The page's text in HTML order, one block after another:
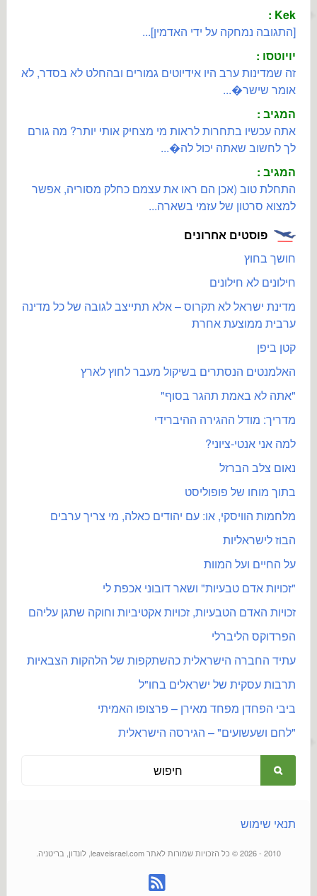
Kek :
[התגובה נמחקה על ידי האדמין]...
יויוטסו :
זה שמדינות ערב היו אידיוטים גמורים ובהחלט לא בסדר, לא
אומר שישר�...
המגיב :
אתה עכשיו בתחרות לראות מי מצחיק אותי יותר? מה גורם
לך לחשוב שאתה יכול לה�...
המגיב :
התחלת טוב (אכן הם ראו את עצמם כחלק מסוריה, אפשר
למצוא סרטון של עזמי בשארה...
פוסטים אחרונים
חושך בחוץ
חילונים לא חילונים
מדינת ישראל לא תקרוס – אלא תתייצב לגובה של כל מדינה
ערבית ממוצעת אחרת
קטן ביפן
האלמנטים הנסתרים בשיקול מעבר לחוץ לארץ
"אתה לא באמת תהגר בסוף"
מדריך: מודל ההגירה ההיברידי
למה אני אנטי-ציוני?
נאום צלב הברזל
בתוך מוחו של פופוליסט
מלחמות הוויסקי, או: עם יהודים כאלה, מי צריך ערבים
הבוז לישראליות
על החיים ועל המוות
"זכויות אדם טבעיות" ושאר דובוני אכפת לי
זכויות האדם הטבעיות, זכויות אקטיביות וחוקה שתגן עליהם
הפרדוקס הליברלי
עתיד החברה הישראלית כהשתקפות של הלהקות הצבאיות
תרבות עסקית של ישראלים בחו"ל
ביבי הפחדן מפחד מאירן – פרצופו האמיתי
"לחם ושעשועים" – הגירסה הישראלית
תנאי שימוש
2010 - 2026 © כל הזכויות שמורות לאתר leaveisrael.com, לונדון, בריטניה.